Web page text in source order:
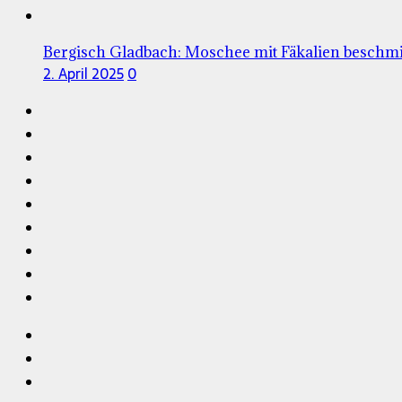
Bergisch Gladbach: Moschee mit Fäkalien
2. April 20250